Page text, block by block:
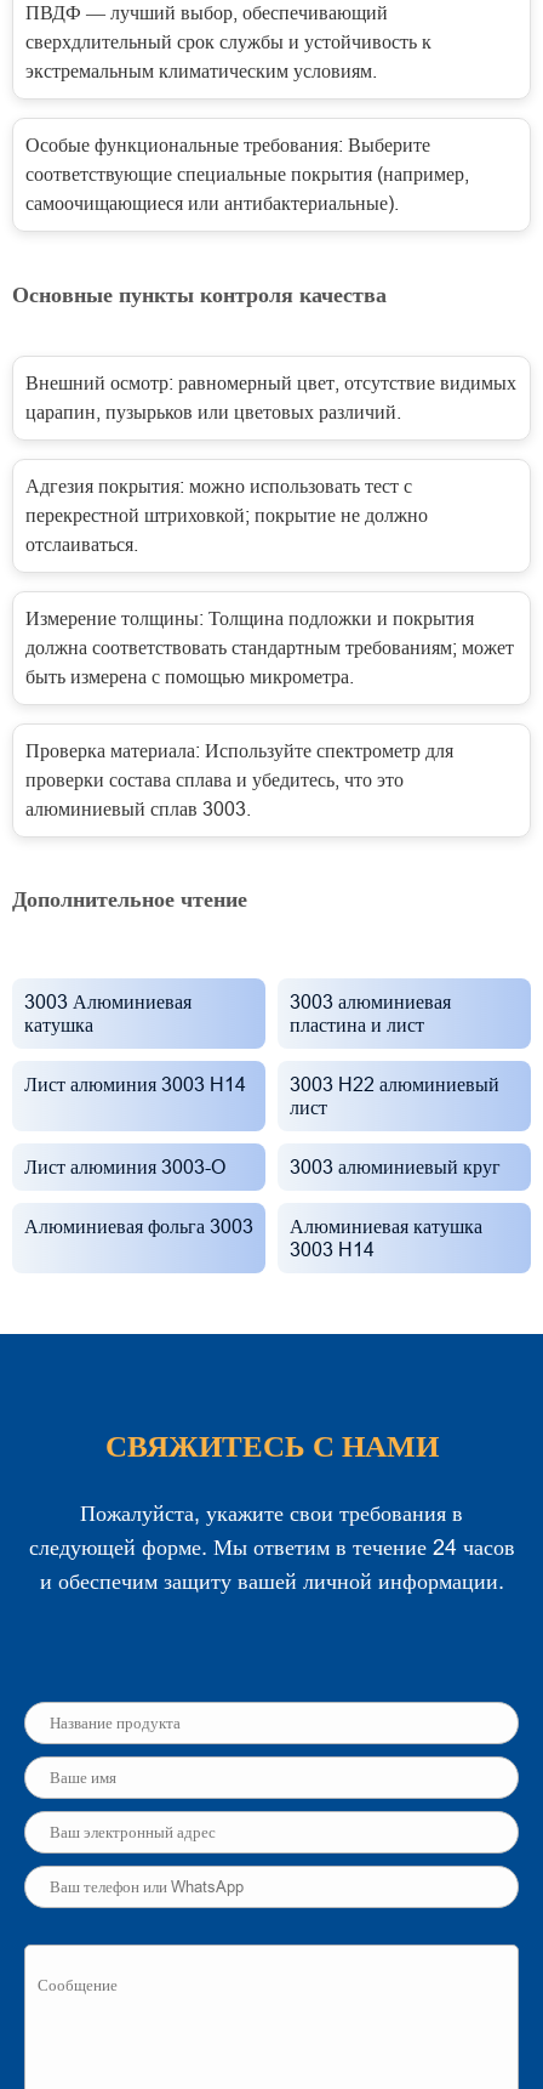
ПВДФ — лучший выбор, обеспечивающий
сверхдлительный срок службы и устойчивость к
экстремальным климатическим условиям.
Особые функциональные требования: Выберите
соответствующие специальные покрытия (например,
самоочищающиеся или антибактериальные).
Основные пункты контроля качества
Внешний осмотр: равномерный цвет, отсутствие видимых
царапин, пузырьков или цветовых различий.
Адгезия покрытия: можно использовать тест с
перекрестной штриховкой; покрытие не должно
отслаиваться.
Измерение толщины: Толщина подложки и покрытия
должна соответствовать стандартным требованиям; может
быть измерена с помощью микрометра.
Проверка материала: Используйте спектрометр для
проверки состава сплава и убедитесь, что это
алюминиевый сплав 3003.
Дополнительное чтение
3003 Алюминиевая
катушка
3003 алюминиевая
пластина и лист
Лист алюминия 3003 H14
3003 H22 алюминиевый
лист
Лист алюминия 3003-O 3003 алюминиевый круг
Алюминиевая фольга 3003
Алюминиевая катушка
3003 H14
СВЯЖИТЕСЬ С НАМИ
Пожалуйста, укажите свои требования в
следующей форме. Мы ответим в течение 24 часов
и обеспечим защиту вашей личной информации.